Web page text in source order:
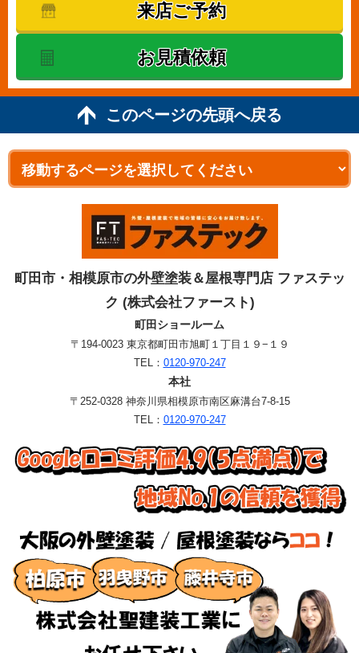
来店ご予約
お見積依頼
このページの先頭へ戻る
町田市・相模原市の外壁塗装＆屋根専門店 ファステッ
ク (株式会社ファースト)
町田ショールーム
〒194-0023 東京都町田市旭町１丁目１９−１９
TEL： 0120-970-247
本社
〒252-0328 神奈川県相模原市南区麻溝台7-8-15
TEL： 0120-970-247